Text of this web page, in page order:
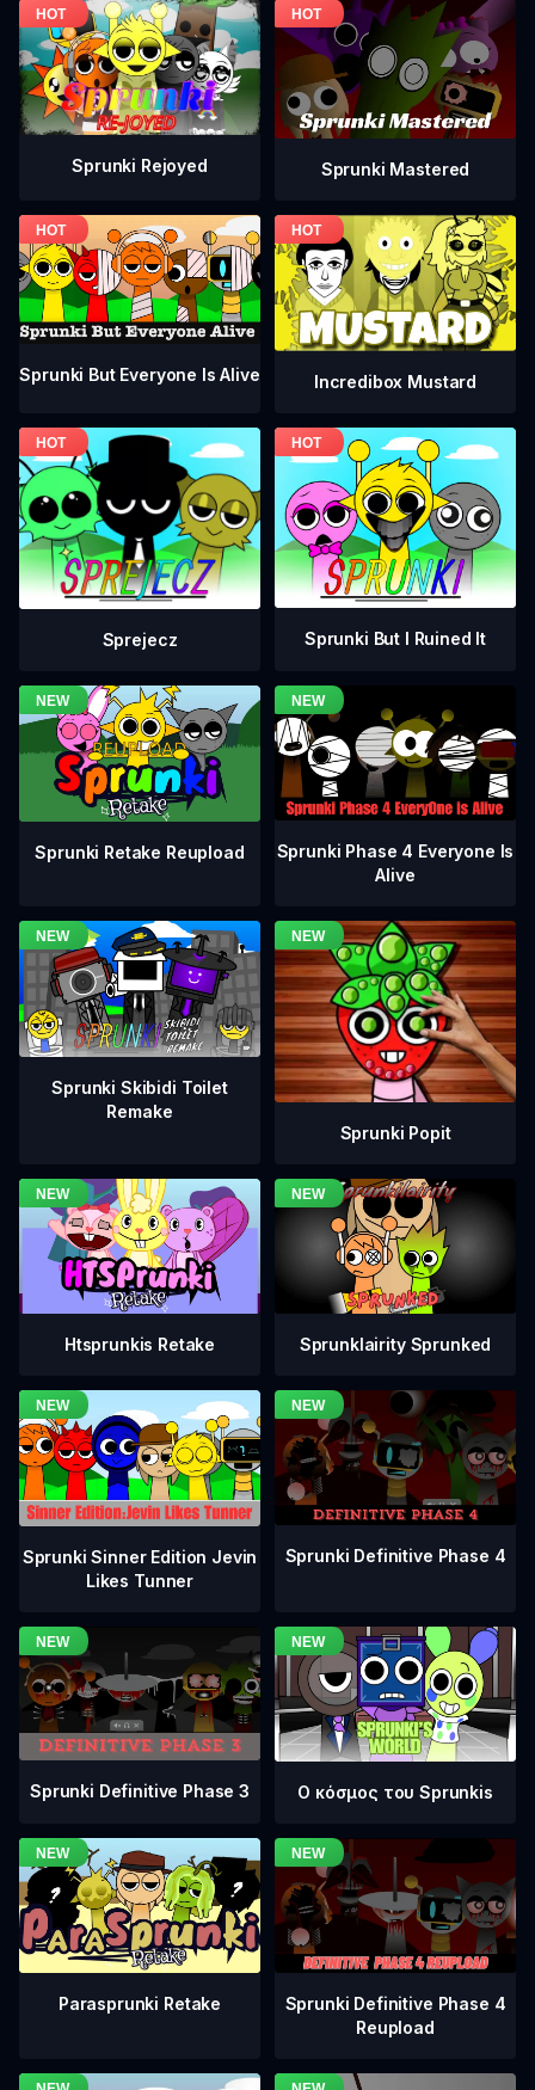
Sprunki Rejoyed Sprunki Mastered
Sprunki But Everyone Is Alive Incredibox Mustard
Sprejecz Sprunki But I Ruined It
Sprunki Retake Reupload
Sprunki Phase 4 Everyone Is
Alive
Sprunki Skibidi Toilet
Remake
Sprunki Popit
Htsprunkis Retake Sprunklairity Sprunked
Sprunki Sinner Edition Jevin
Likes Tunner
Sprunki Definitive Phase 4
Sprunki Definitive Phase 3 Ο κόσμος του Sprunkis
Parasprunki Retake
Sprunki Definitive Phase 4
Reupload